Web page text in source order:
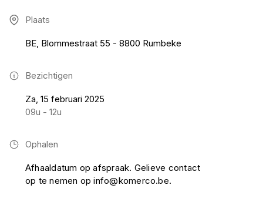
Plaats
BE, Blommestraat 55 - 8800 Rumbeke
Bezichtigen
Za, 15 februari 2025
09u - 12u
Ophalen
Afhaaldatum op afspraak. Gelieve contact
op te nemen op info@komerco.be.